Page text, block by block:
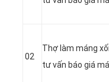
02
Thợ làm máng
tư vấn báo giá